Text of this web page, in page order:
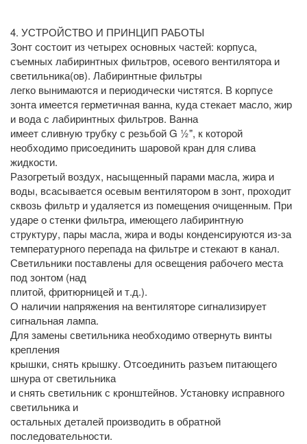
4. УСТРОЙСТВО И ПРИНЦИП РАБОТЫ
Зонт состоит из четырех основных частей: корпуса,
съемных лабиринтных фильтров, осевого вентилятора и
светильника(ов). Лабиринтные фильтры
легко вынимаются и периодически чистятся. В корпусе
зонта имеется герметичная ванна, куда стекает масло, жир
и вода с лабиринтных фильтров. Ванна
имеет сливную трубку с резьбой G ½", к которой
необходимо присоединить шаровой кран для слива
жидкости.
Разогретый воздух, насыщенный парами масла, жира и
воды, всасывается осевым вентилятором в зонт, проходит
сквозь фильтр и удаляется из помещения очищенным. При
ударе о стенки фильтра, имеющего лабиринтную
структуру, пары масла, жира и воды конденсируются из-за
температурного перепада на фильтре и стекают в канал.
Светильники поставлены для освещения рабочего места
под зонтом (над
плитой, фритюрницей и т.д.).
О наличии напряжения на вентиляторе сигнализирует
сигнальная лампа.
Для замены светильника необходимо отвернуть винты
крепления
крышки, снять крышку. Отсоединить разъем питающего
шнура от светильника
и снять светильник с кронштейнов. Установку исправного
светильника и
остальных деталей производить в обратной
последовательности.